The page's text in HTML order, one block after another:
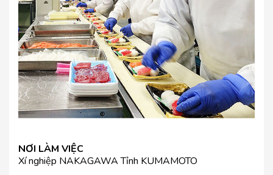
NƠI LÀM VIỆC
Xí nghiệp NAKAGAWA Tỉnh KUMAMOTO